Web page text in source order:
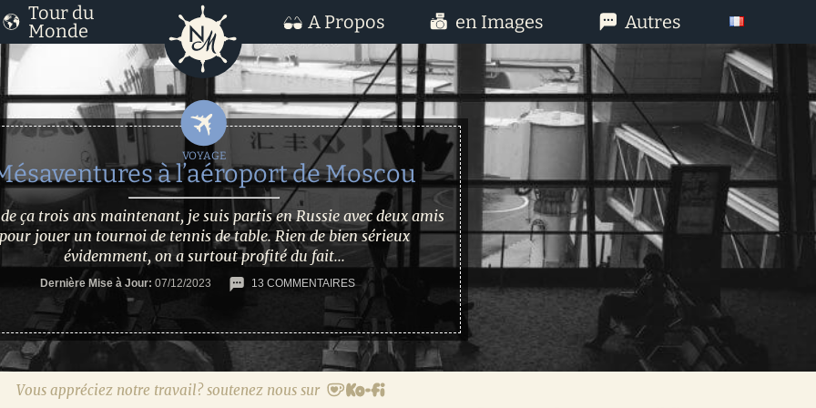
Tour du
Monde
A Propos en Images Autres
Vous appréciez notre travail? soutenez nous sur
à l’aéroport de Moscou
ça trois ans maintenant, je suis partis en Russie avec deux amis
pour jouer un tournoi de tennis de table. Rien de bien sérieux
évidemment, on a surtout profité du fait...
Dernière Mise à Jour: 07/12/2023 13 COMMENTAIRES